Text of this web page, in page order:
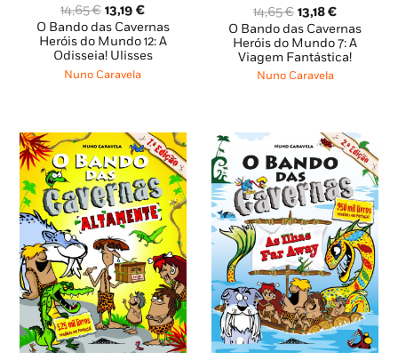
14,65€ O
preço
original
era:
14,65 €.
13,19€O
preço
atual
é:
O Bando das Cavernas
Heróis do Mundo 12: A
Odisseia! Ulisses
Nuno Caravela
14,65€ O
preço
original
era:
14,65 €.
13,18€O
preço
atual
é:
O Bando das Cavernas
Heróis do Mundo 7: A
Viagem Fantástica!
Nuno Caravela